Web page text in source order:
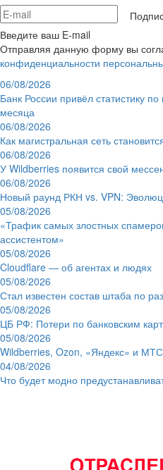
Введите ваш E-mail
Отправляя данную форму вы
конфиденциальности
06/08/2026
Банк России привёл статистику
месяца
06/08/2026
Как магистральная сеть
06/08/2026
У Wildberries появится свой
06/08/2026
Новый раунд РКН vs. VPN:
05/08/2026
«Трафик самых злостных
ассистентом»
05/08/2026
Cloudflare — об агентах и людях
05/08/2026
Стал известен состав штаба по
05/08/2026
ЦБ РФ: Потери по банковским
05/08/2026
Wildberries, Ozon, «Яндекс» и
04/08/2026
Что будет модно